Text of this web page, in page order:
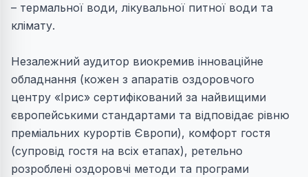
– термальної води, лікувальної питної води та
клімату.
Незалежний аудитор виокремив інноваційне
обладнання (кожен з апаратів оздоровчого
центру «Ірис» сертифікований за найвищими
європейськими стандартами та відповідає рівню
преміальних курортів Європи), комфорт гостя
(супровід гостя на всіх етапах), ретельно
розроблені оздоровчі методи та програми